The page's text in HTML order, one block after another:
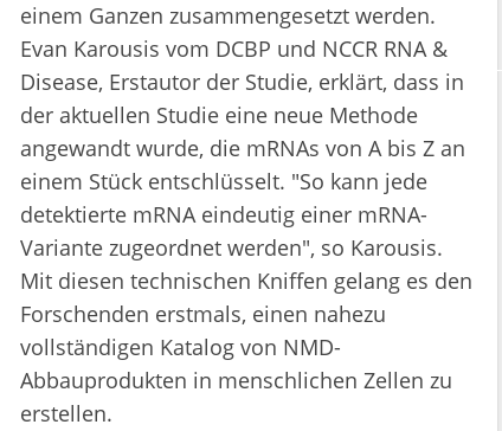
einem Ganzen zusammengesetzt werden.
Evan Karousis vom DCBP und NCCR RNA &
Disease, Erstautor der Studie, erklärt, dass in
der aktuellen Studie eine neue Methode
angewandt wurde, die mRNAs von A bis Z an
einem Stück entschlüsselt. "So kann jede
detektierte mRNA eindeutig einer mRNA-
Variante zugeordnet werden", so Karousis.
Mit diesen technischen Kniffen gelang es den
Forschenden erstmals, einen nahezu
vollständigen Katalog von NMD-
Abbauprodukten in menschlichen Zellen zu
erstellen.